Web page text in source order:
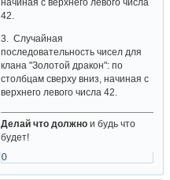
начиная с верхнего левого числа
42.
3. Случайная
последовательность чисел для
клана "Золотой дракон": по
столбцам сверху вниз, начиная с
верхнего левого числа 42.
Делай что должно и будь что
будет!
0